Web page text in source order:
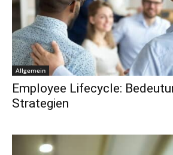
Allgemein
Employee Lifecycle:
Strategien